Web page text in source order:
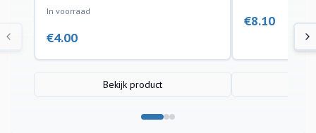
In voorraad
€4.00
Bekijk product
€8.10